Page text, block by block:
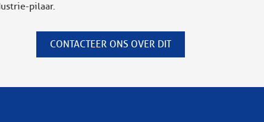
pilaar.
CONTACTEER ONS OVER DIT